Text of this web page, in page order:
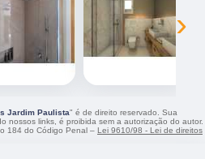
›
Jardim Paulista" é de direito reservado. Sua
nossos links, é proibida sem a autorização do autor.
184 do Código Penal – Lei 9610/98 - Lei de direitos